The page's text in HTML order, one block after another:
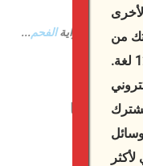
على شوايةالفحم...
تابعونا على
ايضا
من